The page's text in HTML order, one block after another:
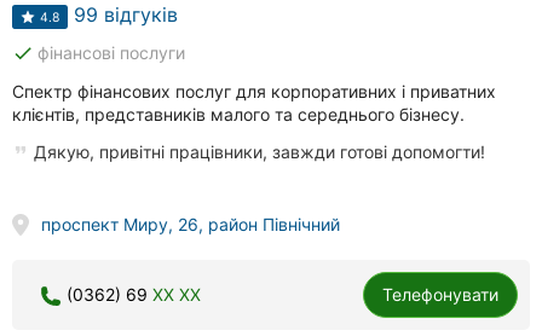
4.8 99 відгуків
done фінансові послуги
Спектр фінансових послуг для корпоративних і приватних
клієнтів, представників малого та середнього бізнесу.
Дякую, привітні працівники, завжди готові допомогти!
проспект Миру, 26, район Північний
(0362) 69 XX XX Телефонувати